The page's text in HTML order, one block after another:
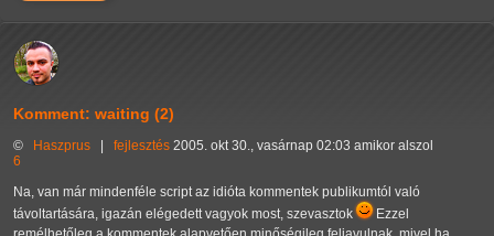
Komment: waiting (2)
© Haszprus fejlesztés 2005. okt 30., vasárnap 02:03 amikor alszol
6
Na, van már mindenféle script az idióta kommentek publikumtól való
távoltartására, igazán elégedett vagyok most, szevasztok
Ezzel